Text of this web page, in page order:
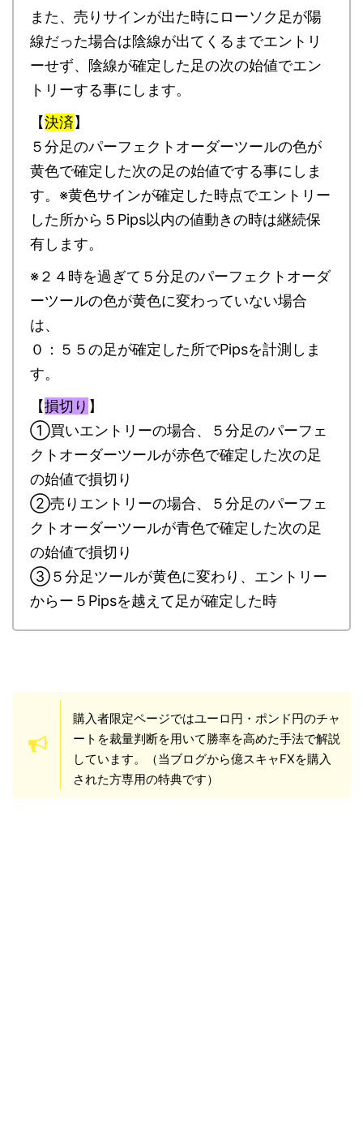
また、売りサインが出た時にローソク足が陽
線だった場合は陰線が出てくるまでエントリ
ーせず、陰線が確定した足の次の始値でエン
トリーする事にします。
【決済】
５分足のパーフェクトオーダーツールの色が
黄色で確定した次の足の始値でする事にしま
す。※黄色サインが確定した時点でエントリー
した所から５Pips以内の値動きの時は継続保
有します。
※２４時を過ぎて５分足のパーフェクトオーダ
ーツールの色が黄色に変わっていない場合
は、
０：５５の足が確定した所でPipsを計測しま
す。
【損切り 】
①買いエントリーの場合、５分足のパーフェ
クトオーダーツールが赤色で確定した次の足
の始値で損切り
②売りエントリーの場合、５分足のパーフェ
クトオーダーツールが青色で確定した次の足
の始値で損切り
③５分足ツールが黄色に変わり、エントリー
からー５Pipsを越えて足が確定した時
購入者限定ページではユーロ円・ポンド円のチャ
ートを裁量判断を用いて勝率を高めた手法で解説
しています。（当ブログから億スキャFXを購入
された方専用の特典です）